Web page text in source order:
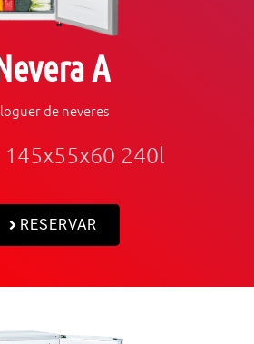
A
de neveres
240l
RESERVAR